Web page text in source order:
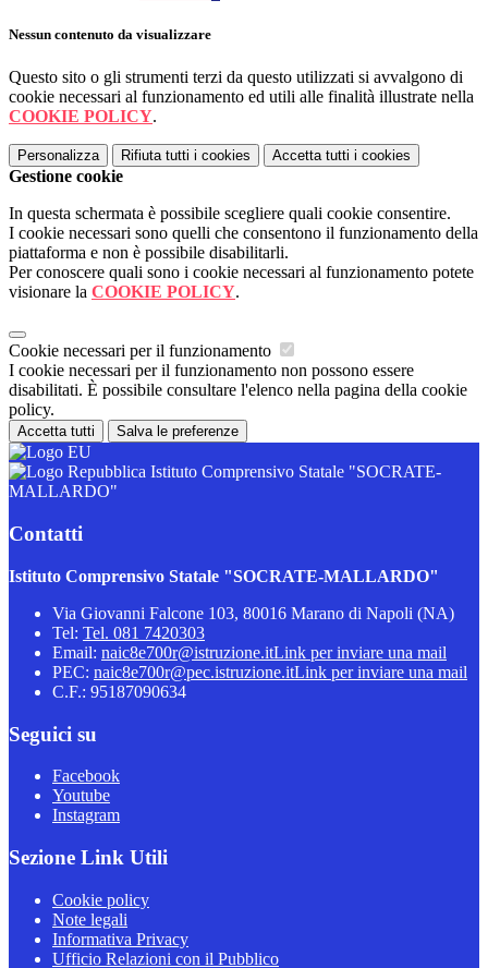
Nessun contenuto da visualizzare
Questo sito o gli strumenti terzi da questo utilizzati si avvalgono di
cookie necessari al funzionamento ed utili alle finalità illustrate nella
COOKIE POLICY.
Personalizza Rifiuta tutti i cookies Accetta tutti i cookies
Gestione cookie
In questa schermata è possibile scegliere quali cookie consentire.
I cookie necessari sono quelli che consentono il funzionamento della
piattaforma e non è possibile disabilitarli.
Per conoscere quali sono i cookie necessari al funzionamento potete
visionare la COOKIE POLICY.
Cookie necessari per il funzionamento
I cookie necessari per il funzionamento non possono essere
disabilitati. È possibile consultare l'elenco nella pagina della cookie
policy.
Accetta tutti Salva le preferenze
Istituto Comprensivo Statale "SOCRATE-
MALLARDO"
Contatti
Istituto Comprensivo Statale "SOCRATE-MALLARDO"
Via Giovanni Falcone 103, 80016 Marano di Napoli (NA)
Tel: Tel. 081 7420303
Email: naic8e700r@istruzione.itLink per inviare una mail
PEC: naic8e700r@pec.istruzione.itLink per inviare una mail
C.F.: 95187090634
Seguici su
Facebook
Youtube
Instagram
Sezione Link Utili
Cookie policy
Note legali
Informativa Privacy
Ufficio Relazioni con il Pubblico